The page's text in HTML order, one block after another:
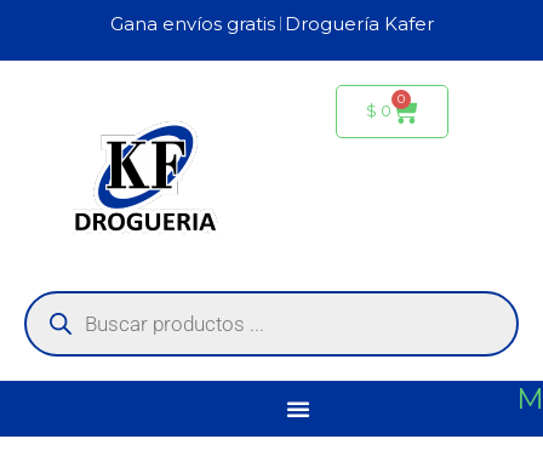
contenido
Gana envíos gratis 𝄀 Droguería Kafer
$ 0
0
Carrito
de
productos